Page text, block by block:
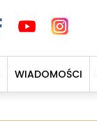
WIADOMOŚCI